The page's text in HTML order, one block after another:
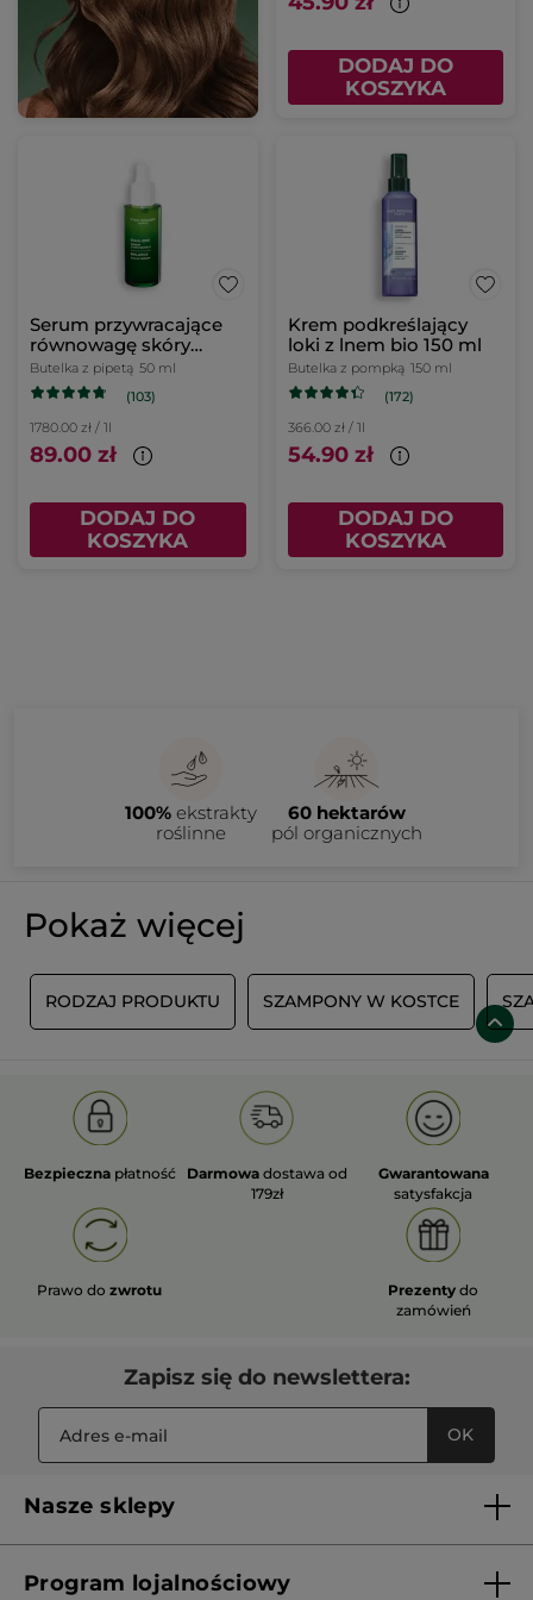
DODAJ DO
KOSZYKA
Serum przywracające
równowagę skóry
głowy 50 ml
Butelka z pipetą 50 ml
(103)
1780.00 zł / 1l
89.00 zł
DODAJ DO
KOSZYKA
Krem podkreślający
loki z lnem bio 150 ml
Butelka z pompką 150 ml
(172)
366.00 zł / 1l
54.90 zł
DODAJ DO
KOSZYKA
100% ekstrakty
roślinne
60 hektarów
pól organicznych
Pokaż więcej
RODZAJ PRODUKTU SZAMPONY W KOSTCE
Bezpieczna płatność Darmowa dostawa od
179zł
Gwarantowana
satysfakcja
Prawo dozwrotu Prezenty do
zamówień
Zapisz się do newslettera:
OK
Nasze sklepy
Franczyza
Program lojalnościowy